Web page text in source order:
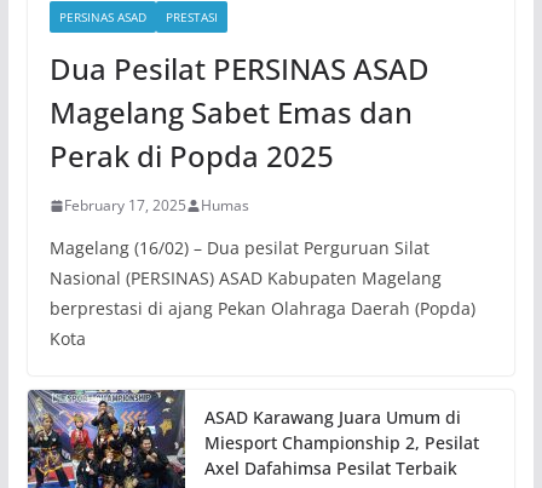
PERSINAS ASAD PRESTASI
Dua Pesilat PERSINAS ASAD
Magelang Sabet Emas dan
Perak di Popda 2025
February 17, 2025 Humas
Magelang (16/02) – Dua pesilat Perguruan Silat
Nasional (PERSINAS) ASAD Kabupaten Magelang
berprestasi di ajang Pekan Olahraga Daerah (Popda)
Kota
ASAD Karawang Juara Umum di
Miesport Championship 2, Pesilat
Axel Dafahimsa Pesilat Terbaik